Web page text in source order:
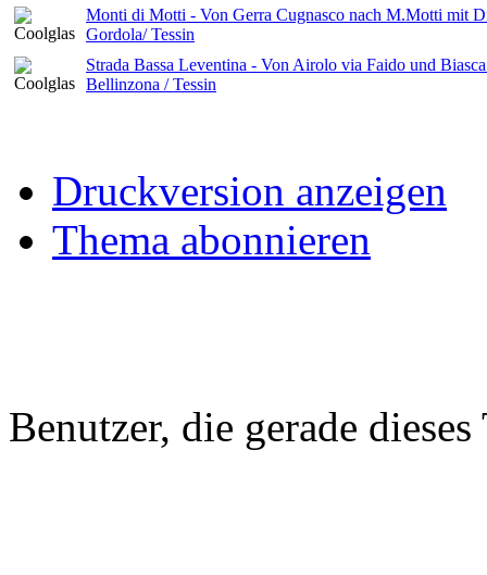
Monti di Motti - Von Gerra Cugnasco nach M.Motti mit
Gordola/ Tessin
Strada Bassa Leventina - Von Airolo via Faido und
Bellinzona / Tessin
Druckversion anzeigen
Thema abonnieren
Benutzer, die gerade